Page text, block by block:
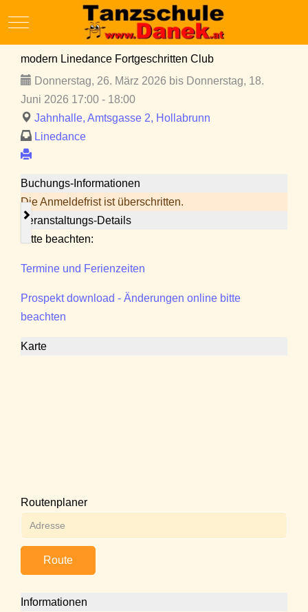
Mobile Menu Toggle
modern Linedance Fortgeschritten Club
Donnerstag, 26. März 2026 bis Donnerstag, 18.
Juni 2026 17:00 - 18:00
Jahnhalle, Amtsgasse 2, Hollabrunn
Linedance
Buchungs-Informationen
Die Anmeldefrist ist überschritten.
Veranstaltungs-Details
Bitte beachten:
Termine und Ferienzeiten
Prospekt download - Änderungen online bitte
beachten
Karte
Routenplaner
Route
Informationen